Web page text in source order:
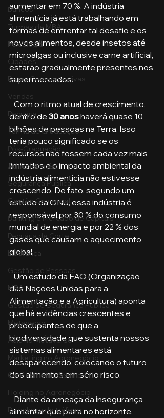
Bancos
Turmas de MBA
Psicologia
Cidades
Datas Comemorativas
Vendas
Pecuária
Turma de Graduação
Pós-Graduação
Administração
Segurança Publica
Gestão Comercial
Banking e Mercado de Capitais
Pecuária de Corte
Liderança
Gestão de Pessoas
MBA
Gestão de Segurança Publica
Metaverso
Aula no Metaverso
Marketing no Agronegócio
Confinamento Bovino
Holding no Agronegócio
Psicologia de tráfego
aumentar em 70 %. A indústria
alimentícia já está trabalhando em
formas de enfrentar tal desafio e os
novos alimentos, desde insetos até
microalgas ou inclusive carne artificial,
estarão gradualmente presentes nos
supermercados.
dentro de 30 anos haverá quase 10
bilhões de pessoas na Terra. Isso
teria pouco significado se os
recursos não fossem cada vez mais
limitados e o impacto ambiental da
indústria alimentícia não estivesse
crescendo. De fato, segundo um
estudo da ONU, essa indústria é
responsável por 30 % do consumo
mundial de energia e por 22 % dos
gases que causam o aquecimento
global.
   Um estudo da FAO (Organização
das Nações Unidas para a
Alimentação e a Agricultura) aponta
que há evidências crescentes e
preocupantes de que a
biodiversidade que sustenta nossos
sistemas alimentares está
desaparecendo, colocando o futuro
dos alimentos em sério risco.
alimentar que paira no horizonte,